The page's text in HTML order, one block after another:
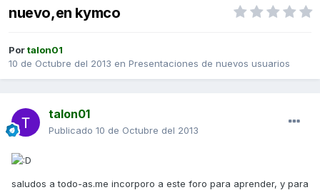
nuevo,en kymco
Portalon01
10 de Octubre del 2013 en Presentaciones de nuevos usuarios
talon01
Publicado 10 de Octubre del 2013
saludos a todo-as.me incorporo a este foro para aprender, y para